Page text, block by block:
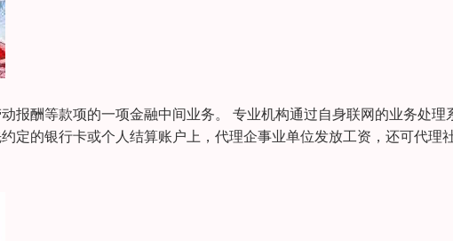
报酬等款项的一项金融中间业务。 专业机构通过自身联网的业务处理
定的银行卡或个人结算账户上，代理企事业单位发放工资，还可代理